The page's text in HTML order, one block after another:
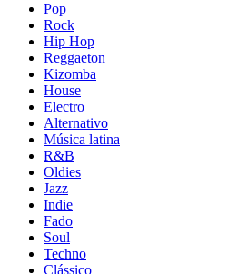
Pop
Rock
Hip Hop
Reggaeton
Kizomba
House
Electro
Alternativo
Música latina
R&B
Oldies
Jazz
Indie
Fado
Soul
Techno
Clássico